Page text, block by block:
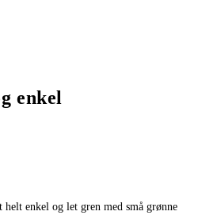
enkel
enkel og let gren med små grønne